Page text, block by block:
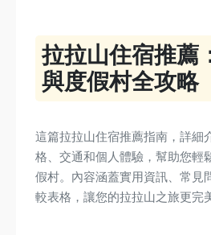
拉拉山住宿推薦
與度假村全攻略
這篇拉拉山住宿推薦指南，詳細
格、交通和個人體驗，幫助您輕
假村。內容涵蓋實用資訊、常見
較表格，讓您的拉拉山之旅更完